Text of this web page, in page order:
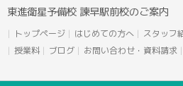
結
東進衛星予備校 諫早駅前校のご案内
トップページ はじめての方へ スタッフ
授業料
ブログ お問い合わせ・資料請求